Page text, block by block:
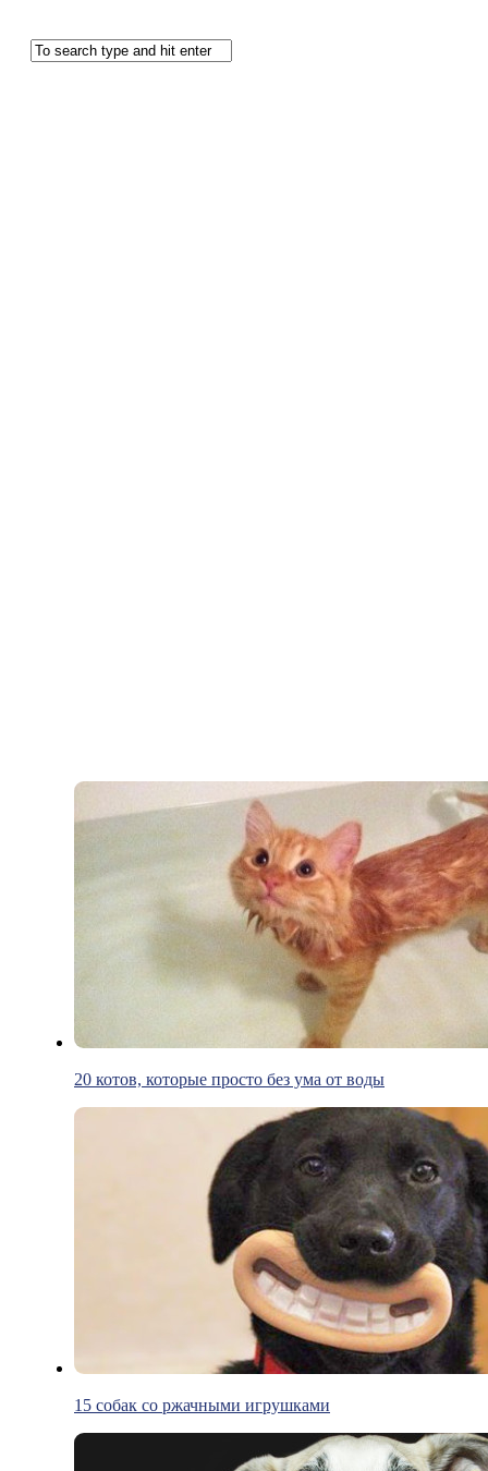
20 котов, которые просто без ума от воды
15 собак со ржачными игрушками